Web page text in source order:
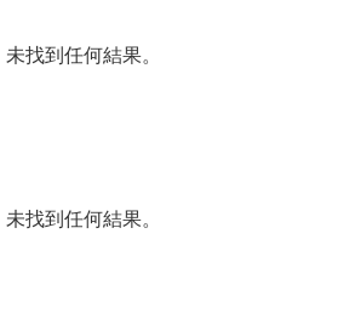
未找到任何結果。
未找到任何結果。